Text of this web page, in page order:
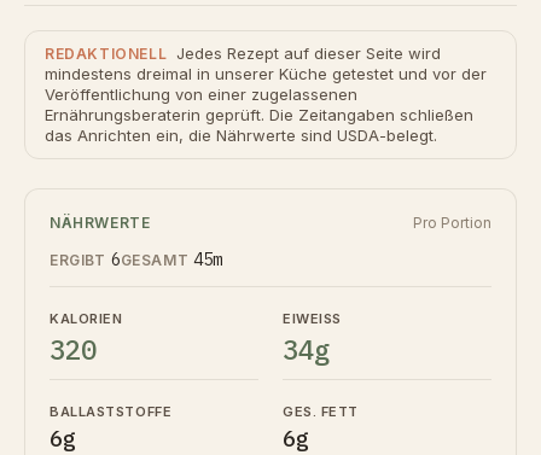
REDAKTIONELL Jedes Rezept auf dieser Seite wird
mindestens dreimal in unserer Küche getestet und vor der
Veröffentlichung von einer zugelassenen
Ernährungsberaterin geprüft. Die Zeitangaben schließen
das Anrichten ein, die Nährwerte sind USDA-belegt.
NÄHRWERTE Pro Portion
ERGIBT 6GESAMT 45m
KALORIEN
320
EIWEISS
34g
BALLASTSTOFFE
6g
GES. FETT
6g